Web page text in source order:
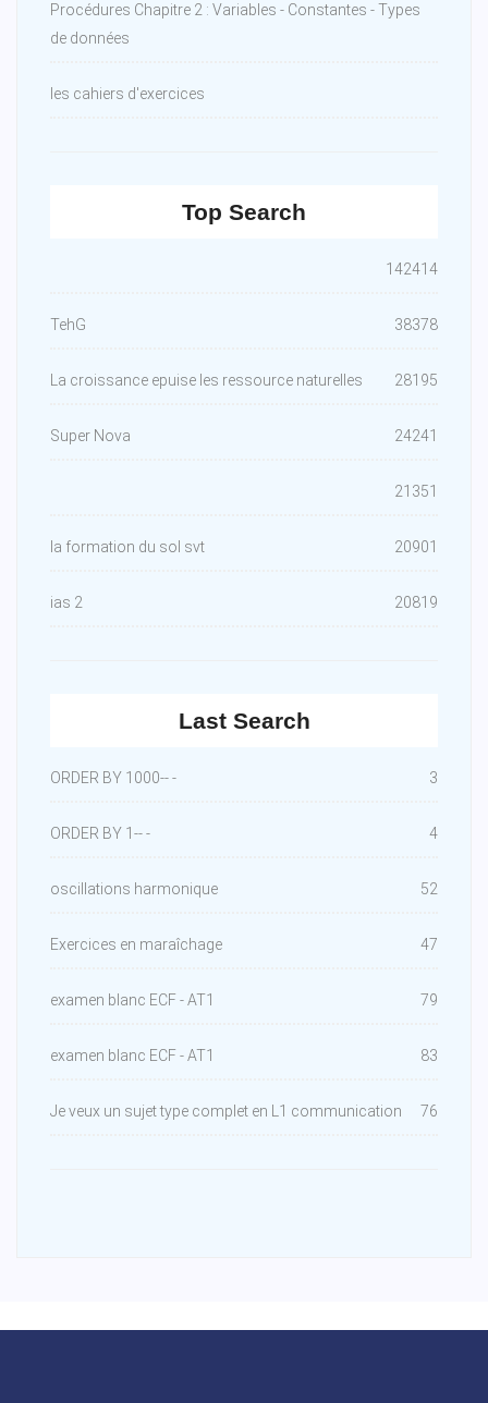
Procédures Chapitre 2 : Variables - Constantes - Types
de données
les cahiers d'exercices
Top Search
142414
TehG 38378
La croissance epuise les ressource naturelles 28195
Super Nova 24241
21351
la formation du sol svt 20901
ias 2 20819
Last Search
ORDER BY 1000-- - 3
ORDER BY 1-- - 4
oscillations harmonique 52
Exercices en maraîchage 47
examen blanc ECF - AT1 79
examen blanc ECF - AT1 83
Je veux un sujet type complet en L1 communication 76